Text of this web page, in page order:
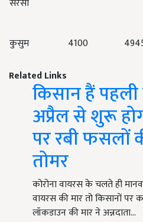
सरसों
कुसुम 4100
Related Links
किसान हैं पहली
अप्रैल से शुरू
पर रबी फसलों
तोमर
कोरोना वायरस के चलते ही
वायरस की मार तो किसानों
लॉकडाउन की मार ने अन्नदाता…